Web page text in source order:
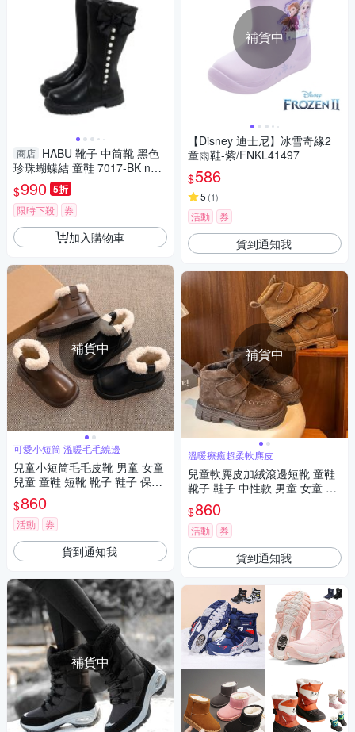
商店 HABU 靴子 中筒靴 黑色
珍珠蝴蝶結 童鞋 7017-BK no0
28
$990 5折
限時下殺 券
加入購物車
補貨中
可愛小短筒 溫暖毛毛繞邊
兒童小短筒毛毛皮靴 男童 女童
兒童 童鞋 短靴 靴子 鞋子 保暖
橘魔法 現貨【BB9159】
$860
活動 券
貨到通知我
補貨中
補貨中
【Disney 迪士尼】冰雪奇緣2
童雨鞋-紫/FNKL41497
$586
5 (1)
活動 券
貨到通知我
補貨中
溫暖療癒超柔軟麂皮
兒童軟麂皮加絨滾邊短靴 童鞋
靴子 鞋子 中性款 男童 女童 橘
魔法 現貨【BB9146】
$860
活動 券
貨到通知我